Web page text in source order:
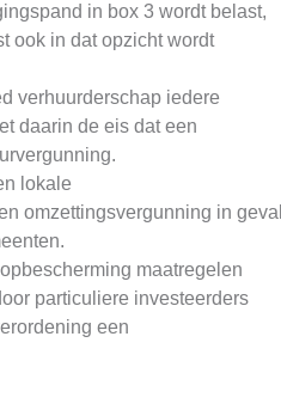
in box 3 wordt belast,
ook in dat opzicht wordt
verhuurderschap iedere
daarin de eis dat een
lokale
omzettingsvergunning in geval
maatregelen
particuliere investeerders
een